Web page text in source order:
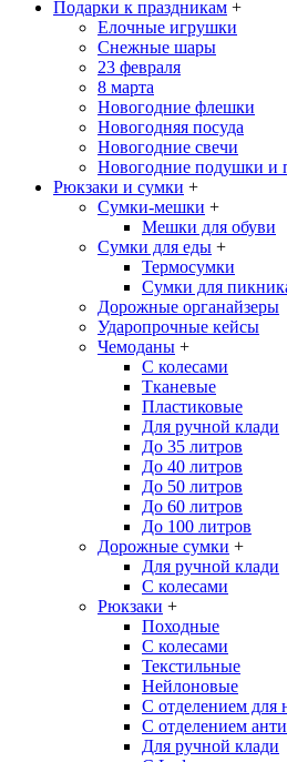
Подарки к праздникам +
Елочные игрушки
Снежные шары
23 февраля
8 марта
Новогодние флешки
Новогодняя посуда
Новогодние свечи
Новогодние подушки и
Рюкзаки и сумки +
Сумки-мешки +
Мешки для обуви
Сумки для еды +
Термосумки
Сумки для
Дорожные органайзеры
Ударопрочные кейсы
Чемоданы +
С колесами
Тканевые
Пластиковые
Для ручной клади
До 35 литров
До 40 литров
До 50 литров
До 60 литров
До 100 литров
Дорожные сумки +
Для ручной клади
С колесами
Рюкзаки +
Походные
С колесами
Текстильные
Нейлоновые
С отделением для
С отделением
Для ручной клади